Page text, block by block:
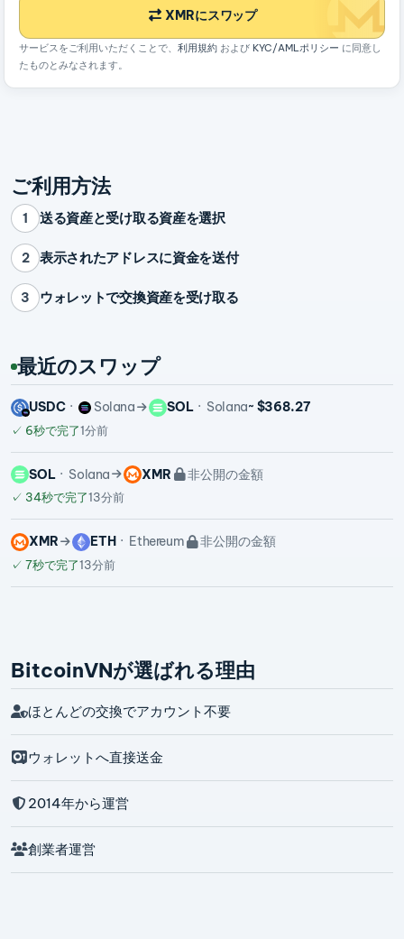
XMRにスワップ
サービスをご利用いただくことで、 利用規約 および KYC/AMLポリシー に同意し
たものとみなされます。
ご利用方法
1 送る資産と受け取る資産を選択
2 表示されたアドレスに資金を送付
3 ウォレットで交換資産を受け取る
最近のスワップ
USDC Solana SOL Solana~ $368.27
✓ 6秒で完了1分前
SOL Solana XMR 非公開の金額
✓ 34秒で完了13分前
XMR ETH Ethereum 非公開の金額
✓ 7秒で完了13分前
BitcoinVNが選ばれる理由
ほとんどの交換でアカウント不要
ウォレットへ直接送金
2014年から運営
創業者運営